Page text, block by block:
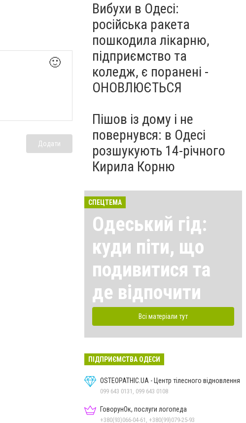
🙂
Додати
Вибухи в Одесі:
російська ракета
пошкодила лікарню,
підприємство та
коледж, є поранені -
ОНОВЛЮЄТЬСЯ
Пішов із дому і не
повернувся: в Одесі
розшукують 14-річного
Кирила Корню
СПЕЦТЕМА
Одеський гід:
куди піти, що
подивитися та
де відпочити
Всі матеріали тут
ПІДПРИЄМСТВА ОДЕСИ
OSTEOPATHIC.UA - Центр тілесного відновлення
099 643 0131, 099 643 0108
ГоворунОк, послуги логопеда
+380(93)066-04-61, +380(99)079-25-93